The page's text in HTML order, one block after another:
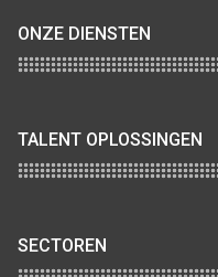
ONZE DIENSTEN
TALENT OPLOSSINGEN
SECTOREN